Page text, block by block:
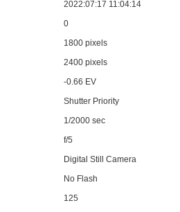
2022:07:17 11:04:14
0
1800 pixels
2400 pixels
-0.66 EV
Shutter Priority
1/2000 sec
f/5
Digital Still Camera
No Flash
125